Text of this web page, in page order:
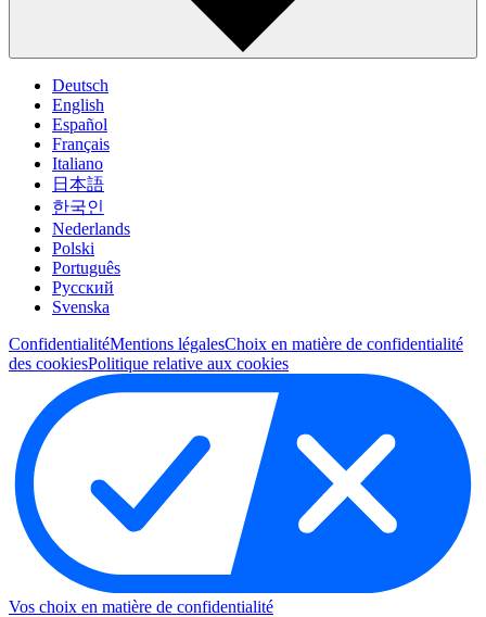
Deutsch
English
Español
Français
Italiano
日本語
한국인
Nederlands
Polski
Português
Pусский
Svenska
ConfidentialitéMentions légalesChoix en matière de confidentialité
des cookiesPolitique relative aux cookies
Vos choix en matière de confidentialité